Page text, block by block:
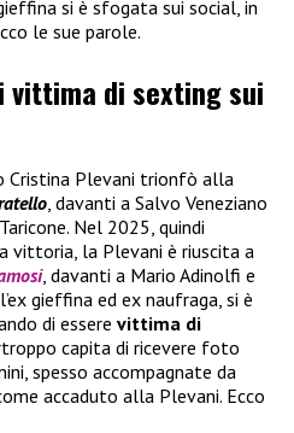
si è sfogata sui social, in
le sue parole.
vittima di sexting sui
Cristina Plevani trionfò alla
, davanti a Salvo Veneziano
Nel 2025, quindi
vittoria, la Plevani è riuscita a
, davanti a Mario Adinolfi e
gieffina ed ex naufraga, si è
di essere vittima di
capita di ricevere foto
spesso accompagnate da
accaduto alla Plevani. Ecco